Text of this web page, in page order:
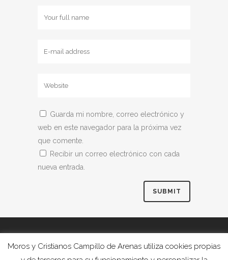
Guarda mi nombre, correo electrónico y
web en este navegador para la próxima vez
que comente.
Recibir un correo electrónico con cada
nueva entrada.
Moros y Cristianos Campillo de Arenas utiliza cookies propias